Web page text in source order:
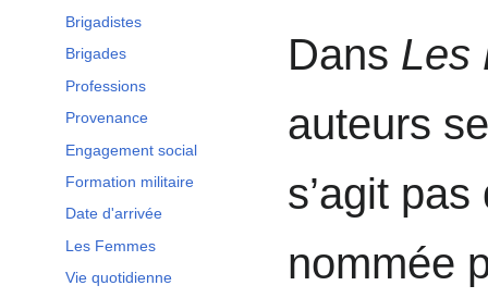
Brigadistes
Brigades
Professions
Provenance
Engagement social
Formation militaire
Date d'arrivée
Les Femmes
Vie quotidienne
Dans Les
auteurs
s’agit
nommée